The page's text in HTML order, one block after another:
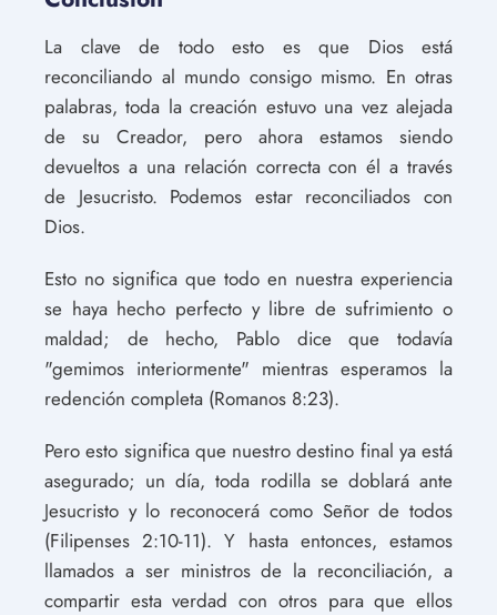
La clave de todo esto es que Dios está
reconciliando al mundo consigo mismo. En otras
palabras, toda la creación estuvo una vez alejada
de su Creador, pero ahora estamos siendo
devueltos a una relación correcta con él a través
de Jesucristo. Podemos estar reconciliados con
Dios.
Esto no significa que todo en nuestra experiencia
se haya hecho perfecto y libre de sufrimiento o
maldad; de hecho, Pablo dice que todavía
"gemimos interiormente" mientras esperamos la
redención completa (Romanos 8:23).
Pero esto significa que nuestro destino final ya está
asegurado; un día, toda rodilla se doblará ante
Jesucristo y lo reconocerá como Señor de todos
(Filipenses 2:10-11). Y hasta entonces, estamos
llamados a ser ministros de la reconciliación, a
compartir esta verdad con otros para que ellos